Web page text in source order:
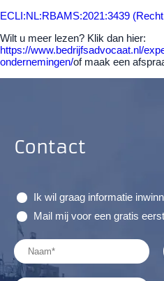
ECLI:NL:RBAMS:2021:3439
Wilt u meer lezen? Klik dan hier:
https://www.bedrijfsadvocaat.nl/
ondernemingen/of maak een
Contact
Ik wil graag informatie
Mail mij voor een gratis